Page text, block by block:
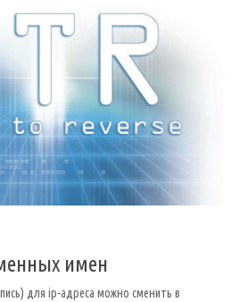
имен
для ip-адреса можно сменить в